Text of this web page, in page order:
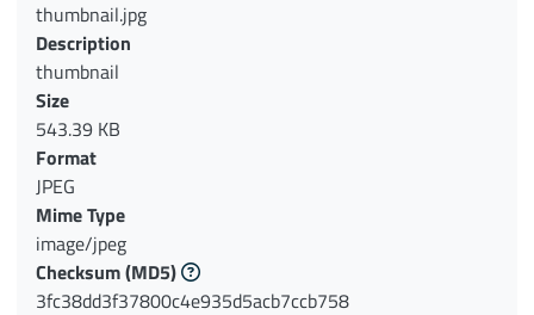
thumbnail.jpg
Description
thumbnail
Size
543.39 KB
Format
JPEG
Mime Type
image/jpeg
Checksum(MD5)
3fc38dd3f37800c4e935d5acb7ccb758